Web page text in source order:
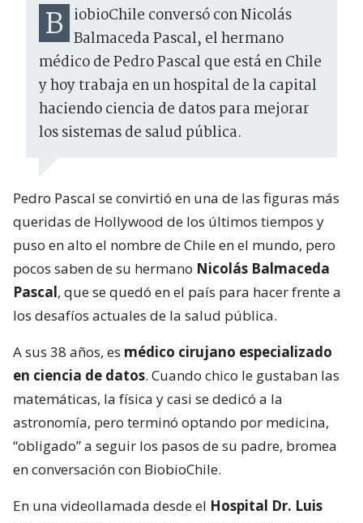
BiobioChile conversó con Nicolás Balmaceda Pascal, el hermano
médico de Pedro Pascal que está en Chile
y hoy trabaja en un hospital de la capital
haciendo ciencia de datos para mejorar
los sistemas de salud pública.
Pedro Pascal se convirtió en una de las figuras más
queridas de Hollywood de los últimos tiempos y
puso en alto el nombre de Chile en el mundo, pero
pocos saben de su hermano Nicolás Balmaceda
Pascal, que se quedó en el país para hacer frente a
los desafíos actuales de la salud pública.
A sus 38 años, es médico cirujano especializado
en ciencia de datos. Cuando chico le gustaban las
matemáticas, la física y casi se dedicó a la
astronomía, pero terminó optando por medicina,
“obligado” a seguir los pasos de su padre, bromea
en conversación con BiobioChile.
En una videollamada desde el Hospital Dr. Luis